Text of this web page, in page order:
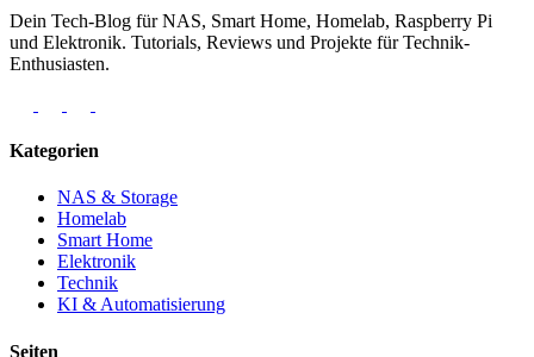
Dein Tech-Blog für NAS, Smart Home, Homelab, Raspberry Pi
und Elektronik. Tutorials, Reviews und Projekte für Technik-
Enthusiasten.
Kategorien
NAS & Storage
Homelab
Smart Home
Elektronik
Technik
KI & Automatisierung
Seiten